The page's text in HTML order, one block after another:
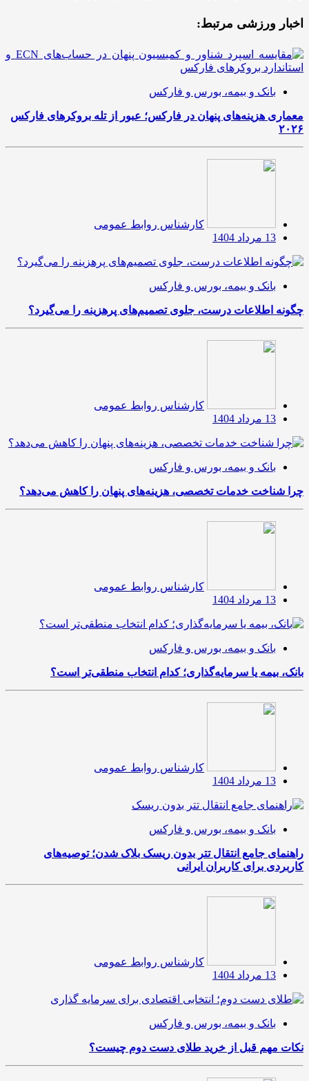
اخبار ورزشی مرتبط:
بانک و بیمه، بورس و فارکس
معماری هزینه‌های پنهان در فارکس؛ عبور از تله بروکرهای فارکس
۲۰۲۶
کارشناس روابط عمومی
13 مرداد 1404
بانک و بیمه، بورس و فارکس
چگونه اطلاعات درست، جلوی تصمیم‌های پرهزینه را می‌گیرد؟
کارشناس روابط عمومی
13 مرداد 1404
بانک و بیمه، بورس و فارکس
چرا شناخت خدمات تخصصی، هزینه‌های پنهان را کاهش می‌دهد؟
کارشناس روابط عمومی
13 مرداد 1404
بانک و بیمه، بورس و فارکس
بانک، بیمه یا سرمایه‌گذاری؛ کدام انتخاب منطقی‌تر است؟
کارشناس روابط عمومی
13 مرداد 1404
بانک و بیمه، بورس و فارکس
راهنمای جامع انتقال تتر بدون ریسک بلاک شدن؛ توصیه‌های
کاربردی برای کاربران ایرانی
کارشناس روابط عمومی
13 مرداد 1404
بانک و بیمه، بورس و فارکس
نکات مهم قبل از خرید طلای دست دوم چیست؟